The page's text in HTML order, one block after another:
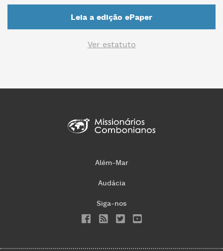
Leia a edição ePaper
Ver estatuto
Além-Mar
Audácia
Siga-nos